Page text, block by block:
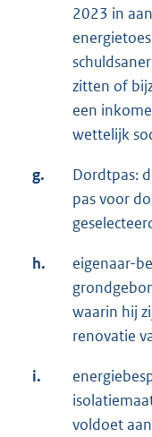
2023 in
zitten of
een
wettelijk
g.
Dordtpas:
pas voor
h.
eigenaar-
waarin hij
renovatie
i.
voldoet